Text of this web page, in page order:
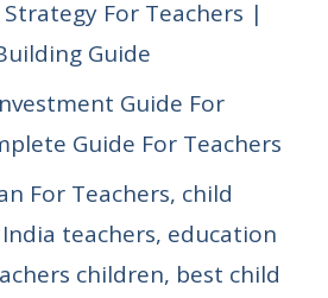
For Teachers |
Guide
Guide For
Guide For Teachers
For Teachers, child
teachers, education
children, best child